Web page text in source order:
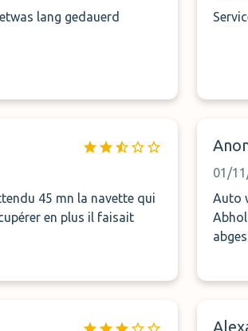
lang gedauerd
45 mn la navette qui
en plus il faisait
01/
Auto